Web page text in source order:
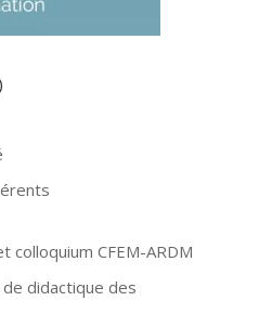
colloquium CFEM-ARDM
didactique des